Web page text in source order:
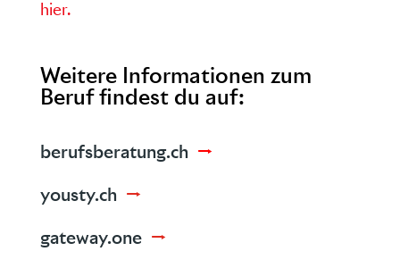
hier.
Weitere Informationen zum
Beruf findest du auf:
berufsberatung.ch →
yousty.ch →
gateway.one →